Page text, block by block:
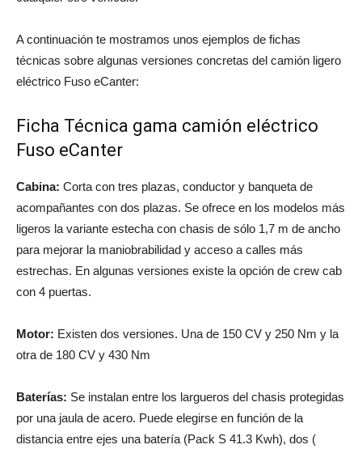
A continuación te mostramos unos ejemplos de fichas
técnicas sobre algunas versiones concretas del camión ligero
eléctrico Fuso eCanter:
Ficha Técnica gama camión eléctrico
Fuso eCanter
Cabina: Corta con tres plazas, conductor y banqueta de
acompañantes con dos plazas. Se ofrece en los modelos más
ligeros la variante estecha con chasis de sólo 1,7 m de ancho
para mejorar la maniobrabilidad y acceso a calles más
estrechas. En algunas versiones existe la opción de crew cab
con 4 puertas.
Motor: Existen dos versiones. Una de 150 CV y 250 Nm y la
otra de 180 CV y 430 Nm
Baterías: Se instalan entre los largueros del chasis protegidas
por una jaula de acero. Puede elegirse en función de la
distancia entre ejes una batería (Pack S 41.3 Kwh), dos (